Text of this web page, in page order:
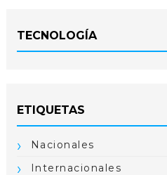
TECNOLOGÍA
ETIQUETAS
Nacionales
Internacionales